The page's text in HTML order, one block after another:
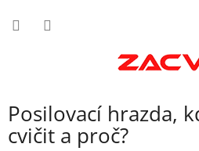
Posilovací hrazda,
cvičit a proč?